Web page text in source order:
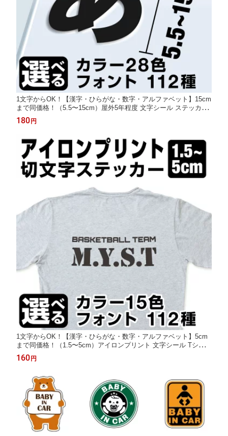
1文字からOK！【漢字・ひらがな・数字・アルファベット】15cm
まで同価格！（5.5〜15cm）屋外5年程度 文字シール ステッカー
車 オーダーメイド サーフィン バイク 看板 店舗名 ポスト 扉 スー
ツケース カッティングステッカー [◆]
180 円
1文字からOK！【漢字・ひらがな・数字・アルファベット】5cm
まで同価格！（1.5〜5cm）アイロンプリント 文字シール Tシャツ
プリント パーカープリント オーダーメイドTシャツ チームウェア
ユニフォーム 推し 推し活 Tシャツ
160 円